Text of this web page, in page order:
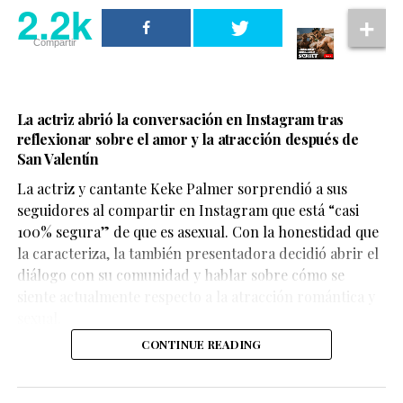
2.2k
Por ahora, no existe un anuncio oficial sobre una serie
esperanza.
El actorFrançois Arnaud, quien interpreta a Scott, ha
mencionado en entrevistas que ha escuchado
conversaciones sobre continuar la historia de su
Por su parte,Robbie G.K., quien da vida a Kip, ha
expresado su deseo de que la historia avance hasta
La respuesta de la atleta fue
inmediata y muy clara.
“Lo vi durante los
2.2k
Compartir
La actriz abrió la conversación en Instagram tras
reflexionar sobre el amor y la atracción después de
San Valentín
La actriz y cantante Keke Palmer sorprendió a sus
seguidores al compartir en Instagram que está “casi
100% segura” de que es asexual. Con la honestidad que
la caracteriza, la también presentadora decidió abrir el
diálogo con su comunidad y hablar sobre cómo se
CONTINUE READING